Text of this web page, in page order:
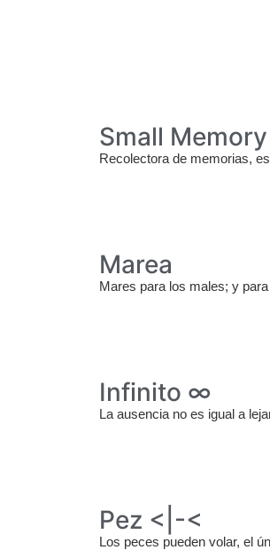
Small Memory
Recolectora de memorias,
Marea
Mares para los males; y
Infinito ∞
La ausencia no es igual a
Pez <|-<
Los peces pueden volar, el